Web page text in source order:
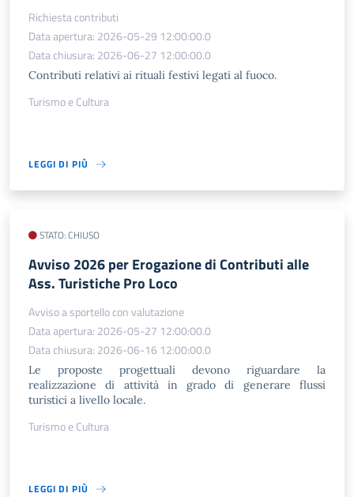
Richiesta contributi
Data apertura: 2026-05-29 12:00:00.0
Data chiusura: 2026-06-27 12:00:00.0
Contributi relativi ai rituali festivi legati al fuoco.
Turismo e Cultura
LEGGI DI PIÙ
STATO: CHIUSO
Avviso 2026 per Erogazione di Contributi alle
Ass. Turistiche Pro Loco
Avviso a sportello con valutazione
Data apertura: 2026-05-27 12:00:00.0
Data chiusura: 2026-06-16 12:00:00.0
Le proposte progettuali devono riguardare la
realizzazione di attività in grado di generare flussi
turistici a livello locale.
Turismo e Cultura
LEGGI DI PIÙ